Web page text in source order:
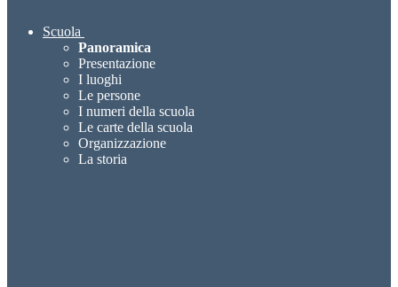
Scuola
Panoramica
Presentazione
I luoghi
Le persone
I numeri della scuola
Le carte della scuola
Organizzazione
La storia